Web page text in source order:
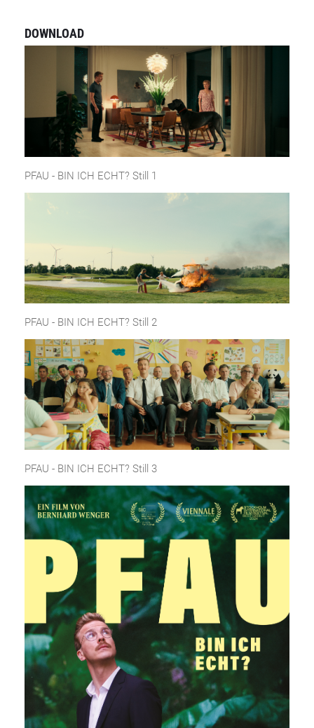
DOWNLOAD
PFAU - BIN ICH ECHT? Still 1
PFAU - BIN ICH ECHT? Still 2
PFAU - BIN ICH ECHT? Still 3